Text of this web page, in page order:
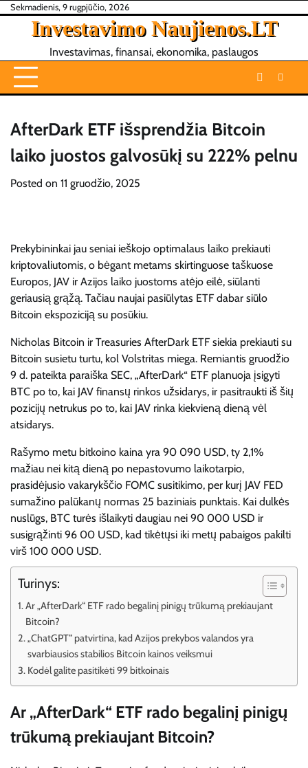
Skip
content
Sekmadienis, 9 rugpjūčio, 2026
Investavimo Naujienos.LT
Investavimas, finansai, ekonomika, paslaugos
AfterDark ETF išsprendžia Bitcoin
laiko juostos galvosūkį su 222% pelnu
Posted on 11 gruodžio, 2025
Prekybininkai jau seniai ieškojo optimalaus laiko prekiauti
kriptovaliutomis, o bėgant metams skirtinguose taškuose
Europos, JAV ir Azijos laiko juostoms atėjo eilė, siūlanti
geriausią grąžą. Tačiau naujai pasiūlytas ETF dabar siūlo
Bitcoin ekspoziciją su posūkiu.
Nicholas Bitcoin ir Treasuries AfterDark ETF siekia prekiauti su
Bitcoin susietu turtu, kol Volstritas miega. Remiantis gruodžio
9 d. pateikta paraiška SEC, „AfterDark“ ETF planuoja įsigyti
BTC po to, kai JAV finansų rinkos užsidarys, ir pasitraukti iš šių
pozicijų netrukus po to, kai JAV rinka kiekvieną dieną vėl
atsidarys.
Rašymo metu bitkoino kaina yra 90 090 USD, ty 2,1%
mažiau nei kitą dieną po nepastovumo laikotarpio,
prasidėjusio vakarykščio FOMC susitikimo, per kurį JAV FED
sumažino palūkanų normas 25 baziniais punktais. Kai dulkės
nuslūgs, BTC turės išlaikyti daugiau nei 90 000 USD ir
susigrąžinti 96 00 USD, kad tikėtųsi iki metų pabaigos pakilti
virš 100 000 USD.
Turinys:
Ar „AfterDark“ ETF rado begalinį pinigų trūkumą prekiaujant
Bitcoin?
„ChatGPT“ patvirtina, kad Azijos prekybos valandos yra
svarbiausios stabilios Bitcoin kainos veiksmui
Kodėl galite pasitikėti 99 bitkoinais
Ar „AfterDark“ ETF rado begalinį pinigų
trūkumą prekiaujant Bitcoin?